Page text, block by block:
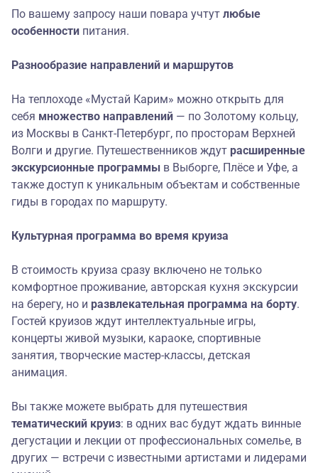
По вашему запросу наши повара учтут любые
особенности питания.
Разнообразие направлений и маршрутов
На теплоходе «Мустай Карим» можно открыть для
себя множество направлений — по Золотому кольцу,
из Москвы в Санкт-Петербург, по просторам Верхней
Волги и другие. Путешественников ждут расширенные
экскурсионные программы в Выборге, Плёсе и Уфе, а
также доступ к уникальным объектам и собственные
гиды в городах по маршруту.
Культурная программа во время круиза
В стоимость круиза сразу включено не только
комфортное проживание, авторская кухня экскурсии
на берегу, но и развлекательная программа на борту.
Гостей круизов ждут интеллектуальные игры,
концерты живой музыки, караоке, спортивные
занятия, творческие мастер-классы, детская
анимация.
Вы также можете выбрать для путешествия
тематический круиз: в одних вас будут ждать винные
дегустации и лекции от профессиональных сомелье, в
других — встречи с известными артистами и лидерами